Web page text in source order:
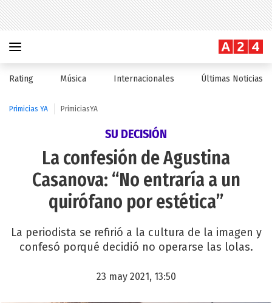
Rating Música Internacionales Últimas Noticias
Primicias YA PrimiciasYA
SU DECISIÓN
La confesión de Agustina
Casanova: “No entraría a un
quirófano por estética”
La periodista se refirió a la cultura de la imagen y
confesó porqué decidió no operarse las lolas.
23 may 2021, 13:50